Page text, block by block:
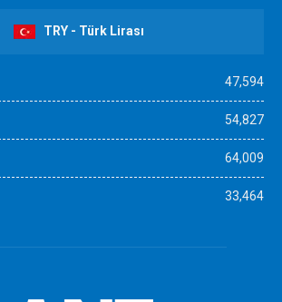
TRY - Türk Lirası
47,594
54,827
64,009
33,464